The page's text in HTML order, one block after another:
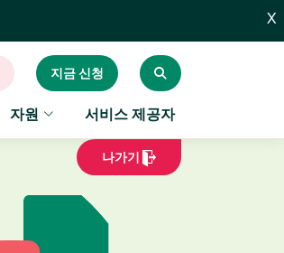
X
지금 신청
자원 서비스 제공자
나가기